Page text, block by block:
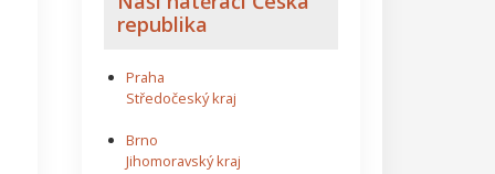
republika
Praha
Středočeský kraj
Brno
Jihomoravský kraj